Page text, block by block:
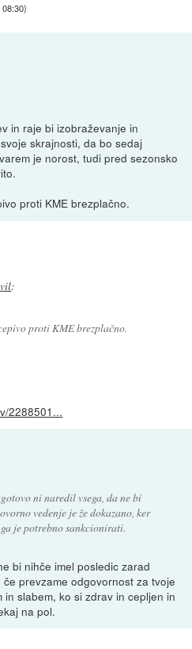
08:30)
in raje bi izobraževanje in
skrajnosti, da bo sedaj
je norost, tudi pred sezonsko
proti KME brezplačno.
:
proti KME brezplačno.
2288501...
ni naredil vsega, da ne bi
vedenje je že dokazano, ker
je potrebno sankcionirati.
bi nihče imel posledic zarad
prevzame odgovornost za tvoje
slabem, ko si zdrav in cepljen in
na pol.